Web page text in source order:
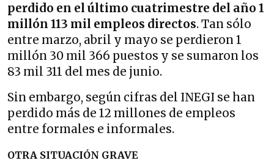
perdido en el último cuatrimestre del año 1
millón 113 mil empleos directos. Tan sólo
entre marzo, abril y mayo se perdieron 1
millón 30 mil 366 puestos y se sumaron los
83 mil 311 del mes de junio.
Sin embargo, según cifras del INEGI se han
perdido más de 12 millones de empleos
entre formales e informales.
OTRA SITUACIÓN GRAVE